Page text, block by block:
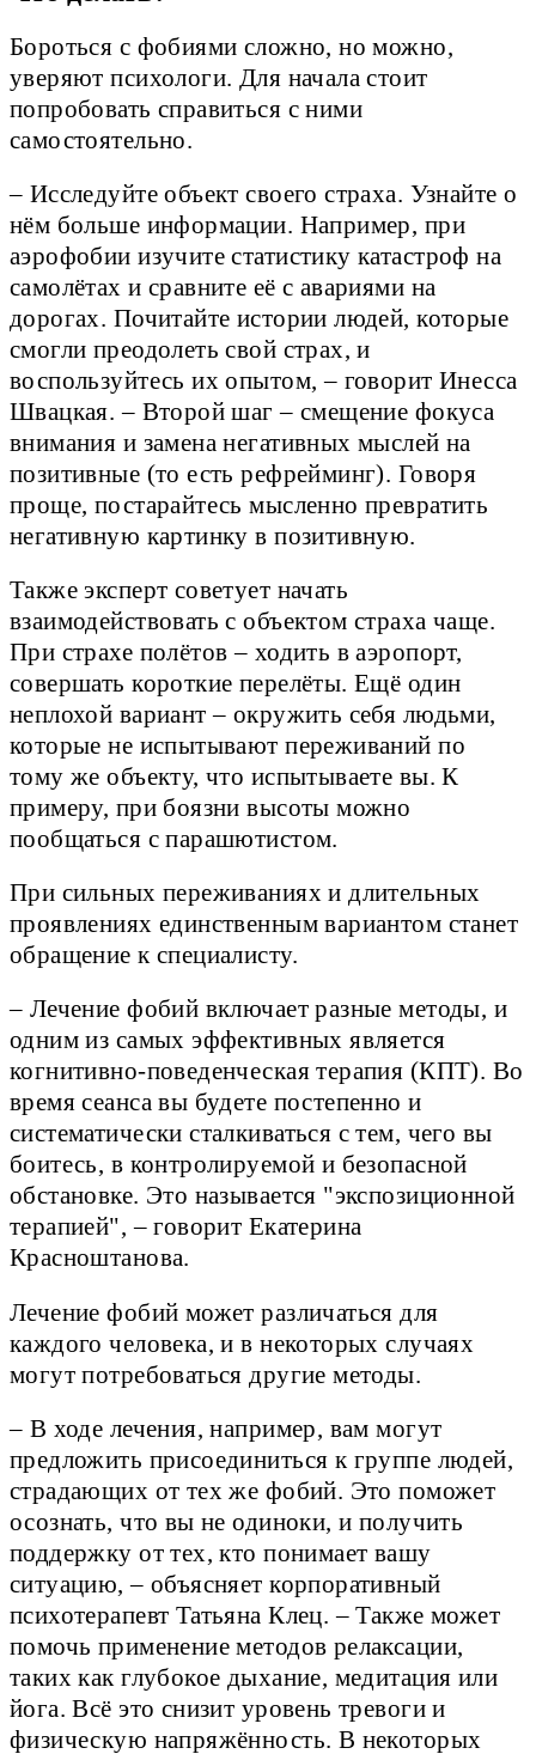
Бороться с фобиями сложно, но можно,
уверяют психологи. Для начала стоит
попробовать справиться с ними
самостоятельно.
– Исследуйте объект своего страха. Узнайте о
нём больше информации. Например, при
аэрофобии изучите статистику катастроф на
самолётах и сравните её с авариями на
дорогах. Почитайте истории людей, которые
смогли преодолеть свой страх, и
воспользуйтесь их опытом, – говорит Инесса
Швацкая. – Второй шаг – смещение фокуса
внимания и замена негативных мыслей на
позитивные (то есть рефрейминг). Говоря
проще, постарайтесь мысленно превратить
негативную картинку в позитивную.
Также эксперт советует начать
взаимодействовать с объектом страха чаще.
При страхе полётов – ходить в аэропорт,
совершать короткие перелёты. Ещё один
неплохой вариант – окружить себя людьми,
которые не испытывают переживаний по
тому же объекту, что испытываете вы. К
примеру, при боязни высоты можно
пообщаться с парашютистом.
При сильных переживаниях и длительных
проявлениях единственным вариантом станет
обращение к специалисту.
– Лечение фобий включает разные методы, и
одним из самых эффективных является
когнитивно-поведенческая терапия (КПТ). Во
время сеанса вы будете постепенно и
систематически сталкиваться с тем, чего вы
боитесь, в контролируемой и безопасной
обстановке. Это называется "экспозиционной
терапией", – говорит Екатерина
Красноштанова.
Лечение фобий может различаться для
каждого человека, и в некоторых случаях
могут потребоваться другие методы.
– В ходе лечения, например, вам могут
предложить присоединиться к группе людей,
страдающих от тех же фобий. Это поможет
осознать, что вы не одиноки, и получить
поддержку от тех, кто понимает вашу
ситуацию, – объясняет корпоративный
психотерапевт Татьяна Клец. – Также может
помочь применение методов релаксации,
таких как глубокое дыхание, медитация или
йога. Всё это снизит уровень тревоги и
физическую напряжённость. В некоторых